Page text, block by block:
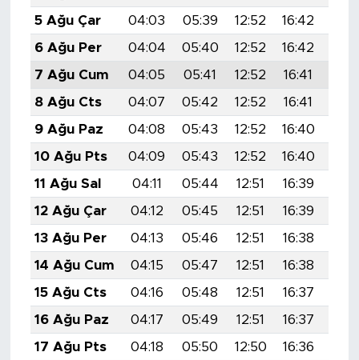
5 Ağu Çar
04:03 05:39 12:52 16:42
6 Ağu Per
04:04 05:40 12:52 16:42
7 Ağu Cum
04:05 05:41 12:52 16:41
8 Ağu Cts
04:07 05:42 12:52 16:41
9 Ağu Paz
04:08 05:43 12:52 16:40
10 Ağu Pts
04:09 05:43 12:52 16:40
11 Ağu Sal
04:11 05:44 12:51 16:39
12 Ağu Çar
04:12 05:45 12:51 16:39
13 Ağu Per
04:13 05:46 12:51 16:38
14 Ağu Cum
04:15 05:47 12:51 16:38
15 Ağu Cts
04:16 05:48 12:51 16:37
16 Ağu Paz
04:17 05:49 12:51 16:37
17 Ağu Pts
04:18 05:50 12:50 16:36